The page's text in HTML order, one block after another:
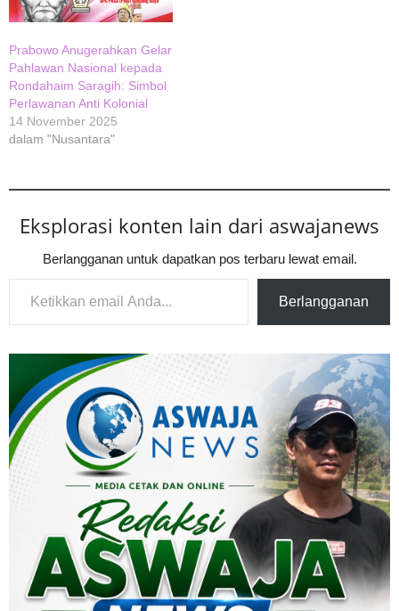
Prabowo Anugerahkan Gelar
Pahlawan Nasional kepada
Rondahaim Saragih: Simbol
Perlawanan Anti Kolonial
14 November 2025
dalam "Nusantara"
Eksplorasi konten lain dari aswajanews
Berlangganan untuk dapatkan pos terbaru lewat email.
Ketikkan email Anda...
Berlangganan